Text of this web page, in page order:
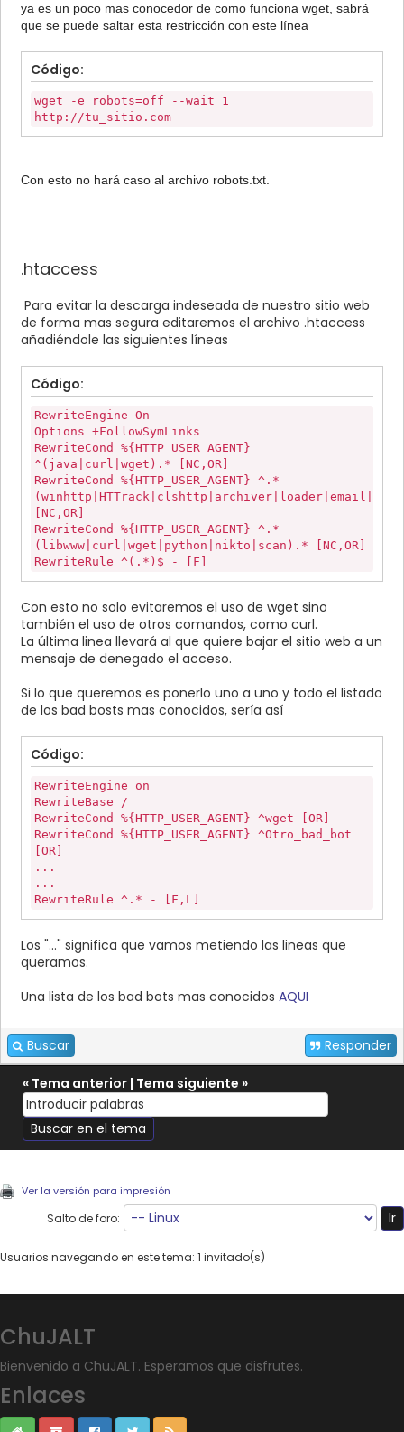
ya es un poco mas conocedor de como funciona wget, sabrá
que se puede saltar esta restricción con este línea
Código:
wget -e robots=off --wait 1
http://tu_sitio.com
Con esto no hará caso al archivo robots.txt.
.htaccess
Para evitar la descarga indeseada de nuestro sitio web
de forma mas segura editaremos el archivo .htaccess
añadiéndole las siguientes líneas
Código:
RewriteEngine On
Options +FollowSymLinks
RewriteCond %{HTTP_USER_AGENT}
^(java|curl|wget).* [NC,OR]
RewriteCond %{HTTP_USER_AGENT} ^.*
[NC,OR]
RewriteCond %{HTTP_USER_AGENT} ^.*
(libwww|curl|wget|python|nikto|scan).* [NC,OR]
RewriteRule ^(.*)$ - [F]
Con esto no solo evitaremos el uso de wget sino
también el uso de otros comandos, como curl.
La última linea llevará al que quiere bajar el sitio web a un
mensaje de denegado el acceso.
Si lo que queremos es ponerlo uno a uno y todo el listado
de los bad bosts mas conocidos, sería así
Código:
RewriteEngine on
RewriteBase /
RewriteCond %{HTTP_USER_AGENT} ^wget [OR]
RewriteCond %{HTTP_USER_AGENT} ^Otro_bad_bot
[OR]
...
...
RewriteRule ^.* - [F,L]
Los "..." significa que vamos metiendo las lineas que
queramos.
Una lista de los bad bots mas conocidos AQUI
Buscar Responder
« Tema anterior | Tema siguiente »
Ver la versión para impresión
Salto de foro:
Usuarios navegando en este tema: 1 invitado(s)
ChuJALT
Bienvenido a ChuJALT. Esperamos que disfrutes.
Enlaces